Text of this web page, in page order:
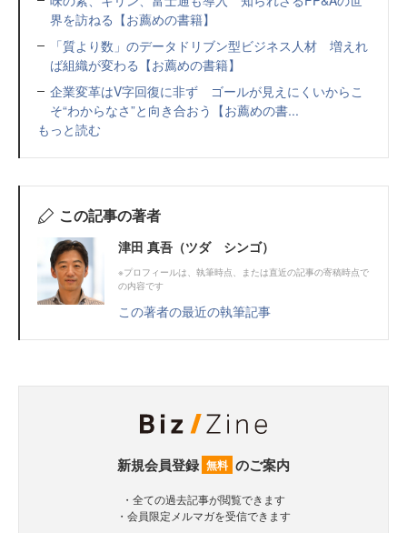
界を訪ねる【お薦めの書籍】
「質より数」のデータドリブン型ビジネス人材 増えれ
ば組織が変わる【お薦めの書籍】
企業変革はV字回復に非ず ゴールが見えにくいからこ
そ“わからなさ”と向き合おう【お薦めの書...
もっと読む
この記事の著者
津田 真吾（ツダ シンゴ）
※プロフィールは、執筆時点、または直近の記事の寄稿時点で
の内容です
この著者の最近の執筆記事
新規会員登録 無料 のご案内
・全ての過去記事が閲覧できます
・会員限定メルマガを受信できます